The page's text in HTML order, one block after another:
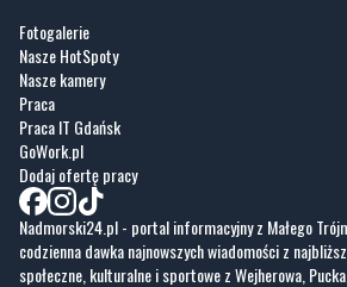
Fotogalerie
Nasze HotSpoty
Nasze kamery
Praca
Praca IT Gdańsk
GoWork.pl
Dodaj ofertę pracy
Nadmorski24.pl - portal informacyjny z Małego
codzienna dawka najnowszych wiadomości z
społeczne, kulturalne i sportowe z Wejherowa,